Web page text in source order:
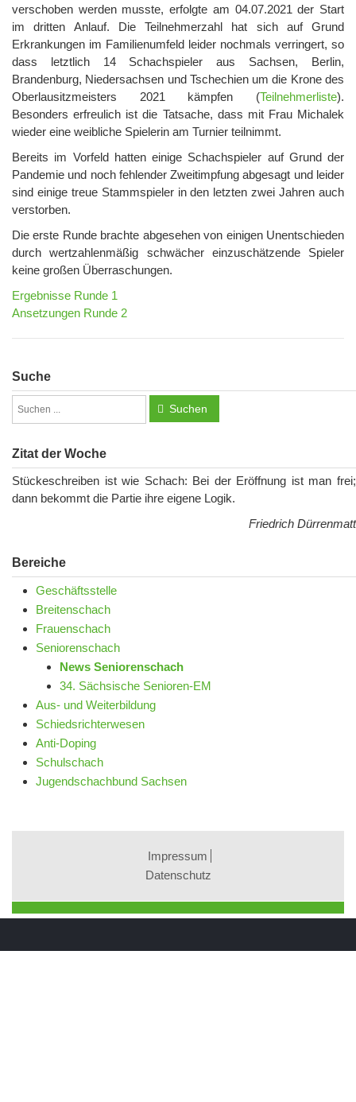
verschoben werden musste, erfolgte am 04.07.2021 der Start
im dritten Anlauf. Die Teilnehmerzahl hat sich auf Grund
Erkrankungen im Familienumfeld leider nochmals verringert, so
dass letztlich 14 Schachspieler aus Sachsen, Berlin,
Brandenburg, Niedersachsen und Tschechien um die Krone des
Oberlausitzmeisters 2021 kämpfen (Teilnehmerliste).
Besonders erfreulich ist die Tatsache, dass mit Frau Michalek
wieder eine weibliche Spielerin am Turnier teilnimmt.
Bereits im Vorfeld hatten einige Schachspieler auf Grund der
Pandemie und noch fehlender Zweitimpfung abgesagt und leider
sind einige treue Stammspieler in den letzten zwei Jahren auch
verstorben.
Die erste Runde brachte abgesehen von einigen Unentschieden
durch wertzahlenmäßig schwächer einzuschätzende Spieler
keine großen Überraschungen.
Ergebnisse Runde 1
Ansetzungen Runde 2
Suche
Suchen
Zitat der Woche
Stückeschreiben ist wie Schach: Bei der Eröffnung ist man frei;
dann bekommt die Partie ihre eigene Logik.
Friedrich Dürrenmatt
Bereiche
Geschäftsstelle
Breitenschach
Frauenschach
Seniorenschach
News Seniorenschach
34. Sächsische Senioren-EM
Aus- und Weiterbildung
Schiedsrichterwesen
Anti-Doping
Schulschach
Jugendschachbund Sachsen
Impressum
Datenschutz